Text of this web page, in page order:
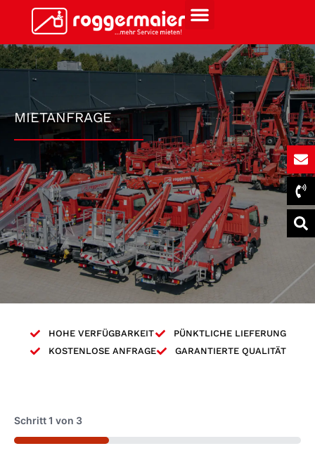
MIETANFRAGE
HOHE VERFÜGBARKEIT
PÜNKTLICHE LIEFERUNG
KOSTENLOSE ANFRAGE
GARANTIERTE QUALITÄT
Schritt1 von 3
33%